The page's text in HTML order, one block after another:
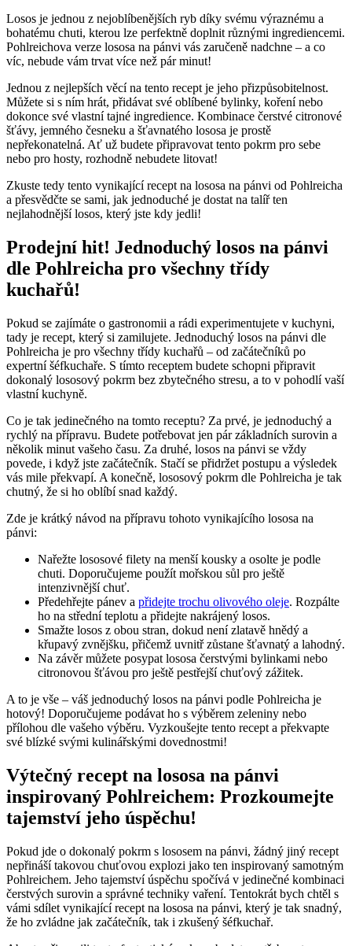
Losos je jednou z nejoblíbenějších ryb díky svému výraznému a
bohatému chuti, kterou lze perfektně doplnit různými ingrediencemi.
Pohlreichova verze lososa na pánvi vás zaručeně nadchne – a co
víc, nebude vám trvat více než pár minut!
Jednou z nejlepších věcí na tento recept je jeho přizpůsobitelnost.
Můžete si s ním hrát, přidávat své oblíbené bylinky, koření nebo
dokonce své vlastní tajné ingredience. Kombinace čerstvé citronové
šťávy, jemného česneku a šťavnatého lososa je prostě
nepřekonatelná. Ať už budete připravovat tento pokrm pro sebe
nebo pro hosty, rozhodně nebudete litovat!
Zkuste tedy tento vynikající recept na lososa na pánvi od Pohlreicha
a přesvědčte se sami, jak jednoduché je dostat na talíř ten
nejlahodnější losos, který jste kdy jedli!
Prodejní hit! Jednoduchý losos na pánvi
dle Pohlreicha pro všechny třídy
kuchařů!
Pokud se zajímáte o gastronomii a rádi experimentujete v kuchyni,
tady je recept, který si zamilujete. Jednoduchý losos na pánvi dle
Pohlreicha je pro všechny třídy kuchařů – od začátečníků po
expertní šéfkuchaře. S tímto receptem budete schopni připravit
dokonalý lososový pokrm bez zbytečného stresu, a to v pohodlí vaší
vlastní kuchyně.
Co je tak jedinečného na tomto receptu? Za prvé, je jednoduchý a
rychlý na přípravu. Budete potřebovat jen pár základních surovin a
několik minut vašeho času. Za druhé, losos na pánvi se vždy
povede, i když jste začátečník. Stačí se přidržet postupu a výsledek
vás mile překvapí. A konečně, lososový pokrm dle Pohlreicha je tak
chutný, že si ho oblíbí snad každý.
Zde je krátký návod na přípravu tohoto vynikajícího lososa na
pánvi:
Nařežte lososové filety na menší kousky a osolte je podle
chuti. Doporučujeme použít mořskou sůl pro ještě
intenzivnější chuť.
Předehřejte pánev a přidejte trochu olivového oleje. Rozpálte
ho na střední teplotu a přidejte nakrájený losos.
Smažte losos z obou stran, dokud není zlatavě hnědý a
křupavý zvnějšku, přičemž uvnitř zůstane šťavnatý a lahodný.
Na závěr můžete posypat lososa čerstvými bylinkami nebo
citronovou šťávou pro ještě pestřejší chuťový zážitek.
A to je vše – váš jednoduchý losos na pánvi podle Pohlreicha je
hotový! Doporučujeme podávat ho s výběrem zeleniny nebo
přílohou dle vašeho výběru. Vyzkoušejte tento recept a překvapte
své blízké svými kulinářskými dovednostmi!
Výtečný recept na lososa na pánvi
inspirovaný Pohlreichem: Prozkoumejte
tajemství jeho úspěchu!
Pokud jde o dokonalý pokrm s lososem na pánvi, žádný jiný recept
nepřináší takovou chuťovou explozi jako ten inspirovaný samotným
Pohlreichem. Jeho tajemství úspěchu spočívá v jedinečné kombinaci
čerstvých surovin a správné techniky vaření. Tentokrát bych chtěl s
vámi sdílet vynikající recept na lososa na pánvi, který je tak snadný,
že ho zvládne jak začátečník, tak i zkušený šéfkuchař.